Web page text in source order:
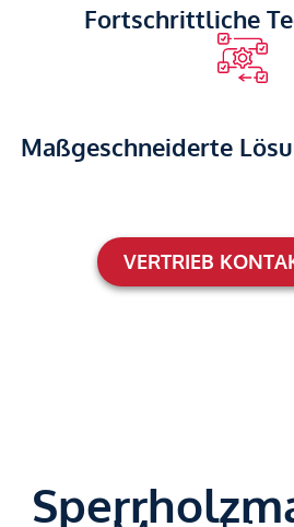
Fortschrittliche
Maßgeschneiderte
VERTRIEB